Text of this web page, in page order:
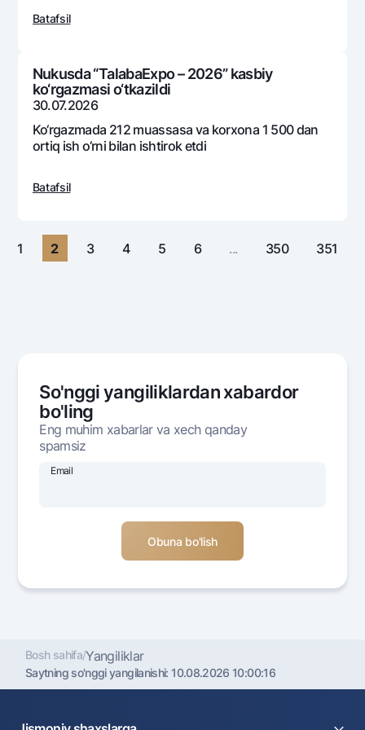
Yevro
Oltin omonat
NBU’dan oltin quymalar
Kumush omonat
UzCard/HUMO
Visa FIFA
Mastercard
Ish haqi
Garmin pay
Tariflar
Aksiyalar
Milliy mobil ilovasi
Shaxsiy ma'lumotlarni qayta ishlashga rozilik berish
Bizni ijtimoiy tarmoqlarda kuzatib boring
Batafsil
Nukusda “TalabaExpo – 2026” kasbiy
ko‘rgazmasi o‘tkazildi
30.07.2026
Ko‘rgazmada 212 muassasa va korxona 1 500 dan
ortiq ish o‘rni bilan ishtirok etdi
Batafsil
1 2 3 4 5 6 ... 350 351
So'nggi yangiliklardan xabardor
bo'ling
Eng muhim xabarlar va xech qanday
spamsiz
Email
Bosh sahifa/Yangiliklar
Saytning so'nggi yangilanishi: 10.08.2026 10:00:16